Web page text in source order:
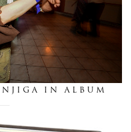
IN ALBUM